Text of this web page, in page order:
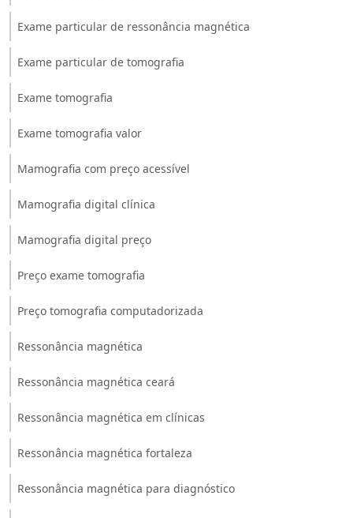
Exame particular de ressonância magnética
Exame particular de tomografia
Exame tomografia
Exame tomografia valor
Mamografia com preço acessível
Mamografia digital clínica
Mamografia digital preço
Preço exame tomografia
Preço tomografia computadorizada
Ressonância magnética
Ressonância magnética ceará
Ressonância magnética em clínicas
Ressonância magnética fortaleza
Ressonância magnética para diagnóstico